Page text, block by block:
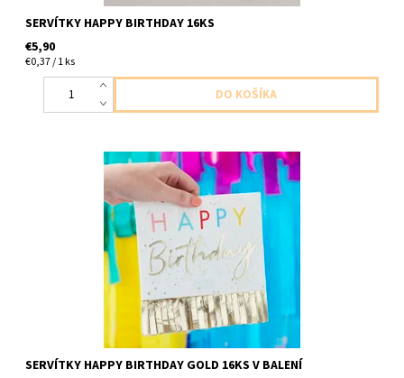
SERVÍTKY HAPPY BIRTHDAY 16KS
€5,90
€0,37 / 1 ks
papierove servitky stastne narodeniny so zlatymi strapcami
2vrstvove 16ks v balení velkost 33x33cm
SERVÍTKY HAPPY BIRTHDAY GOLD 16KS V BALENÍ